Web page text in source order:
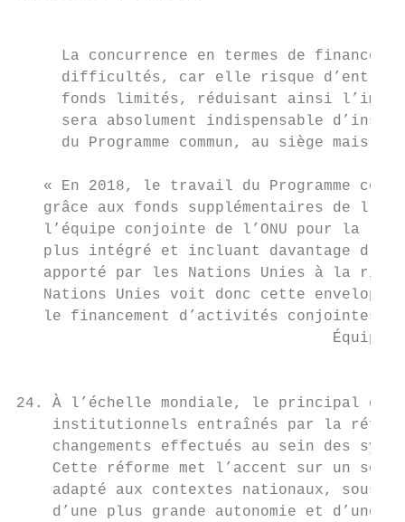
La concurrence en termes de
difficultés, car elle risque
fonds limités, réduisant ainsi
sera absolument indispensable
du Programme commun, au siège mais
« En 2018, le travail du Programme
grâce aux fonds supplémentaires de
l’équipe conjointe de l’ONU pour la
plus intégré et incluant davantage
apporté par les Nations Unies à la
Nations Unies voit donc cette
   le financement d’activités conjointes. »
Équipe
24. À l’échelle mondiale, le principal défi
institutionnels entraînés par la
changements effectués au sein des
Cette réforme met l’accent sur un
adapté aux contextes nationaux, sous
d’une plus grande autonomie et d’une